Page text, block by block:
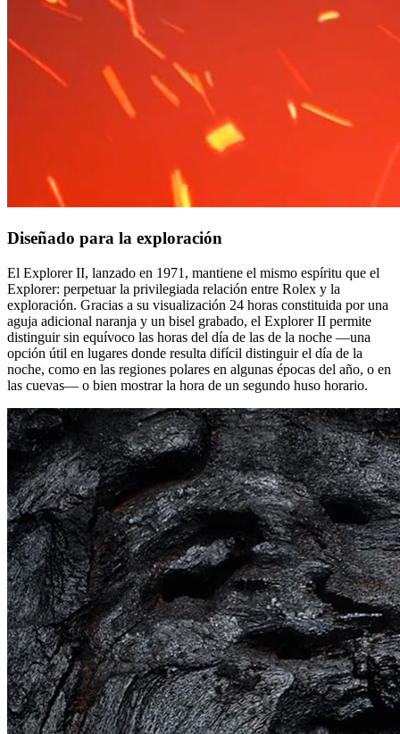
Diseñado para la exploración
El Explorer II, lanzado en 1971, mantiene el mismo espíritu que el
Explorer: perpetuar la privilegiada relación entre Rolex y la
exploración. Gracias a su visualización 24 horas constituida por una
aguja adicional naranja y un bisel grabado, el Explorer II permite
distinguir sin equívoco las horas del día de las de la noche —una
opción útil en lugares donde resulta difícil distinguir el día de la
noche, como en las regiones polares en algunas épocas del año, o en
las cuevas— o bien mostrar la hora de un segundo huso horario.